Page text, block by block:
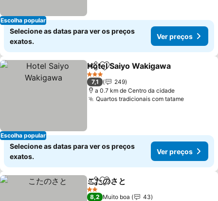
Escolha popular
Selecione as datas para ver os preços
exatos.
Ver preços
Escolha popular
PartilharAdicionar aos favoritos
Hotel Saiyo Wakigawa
3 Estrelas
7,1
249
a 0.7 km de Centro da cidade
Quartos tradicionais com tatameVer
Selecione as datas para ver os preços
exatos.
Ver preços
PartilharAdicionar aos favoritos
こたのさと
2 Estrelas
8,2 Muito boa
43